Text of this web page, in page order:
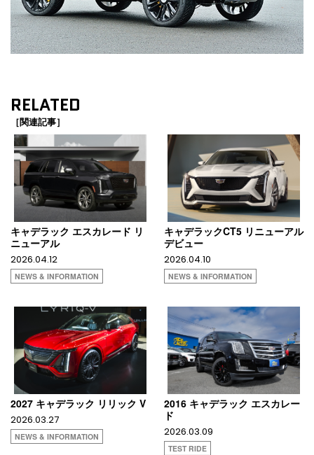
RELATED
［関連記事］
キャデラック エスカレード リ
ニューアル
2026.04.12
NEWS & INFORMATION
キャデラックCT5 リニューアル
デビュー
2026.04.10
NEWS & INFORMATION
2027 キャデラック リリック V
2026.03.27
NEWS & INFORMATION
2016 キャデラック エスカレー
ド
2026.03.09
TEST RIDE